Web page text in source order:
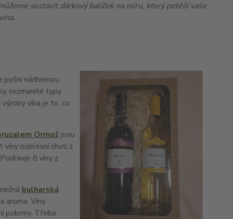
sestavit dárkový balíček na míru, který potěší vaše
pyšní nádhernou
rozmanité typy
vína je to, co
Ormož jsou
víny noblesní chuti z
či víny z
bulharská
aroma. Víny
pokrmy. Třeba